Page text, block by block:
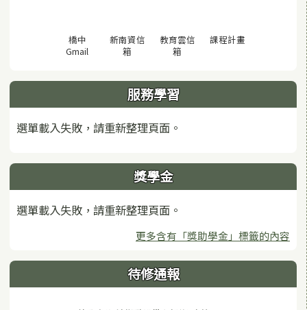
橋中
Gmail (另開視窗)
新南資信
箱
教育雲信
箱
課程計畫(另開視窗)
服務學習
選單載入失敗，請重新整理頁面。
獎學金
選單載入失敗，請重新整理頁面。
更多含有「獎助學金」標籤的內容
待修通報